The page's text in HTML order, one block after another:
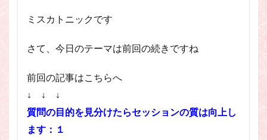
ミスカトニックです
さて、今日のテーマは前回の続きですね
前回の記事はこちらへ
↓ ↓ ↓
質問の目的を見分けたらセッションの質は向上し
ます：１
スピリチュアル、スピリチュアル・カウンセラー、スピリチュ
ング、スピリチュアル・セッション、スピリチュアル・セラピ
ー、スピリチュアルカウンセラー、スピリチュアル講座、占い
占い師になりたい、占い講座
占いカウンセリング
スピリチュアル講座
パワースポット
ヒプノセラピー